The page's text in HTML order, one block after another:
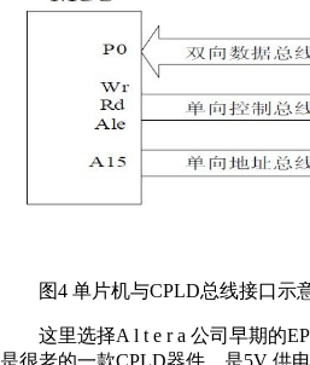
图4 单片机与CPLD总线接口示
这里选择A l t e r a 公司早期的
是很老的一款CPLD器件，是5V 供